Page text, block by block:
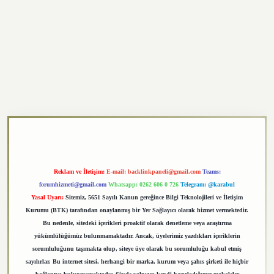
Reklam ve İletişim: E-mail: backlinkpaneli@gmail.com Teams:
forumhizmeti@gmail.com Whatsapp: 0262 606 0 726 Telegram: @karabul
Yasal Uyarı: Sitemiz, 5651 Sayılı Kanun gereğince Bilgi Teknolojileri ve İletişim
Kurumu (BTK) tarafından onaylanmış bir Yer Sağlayıcı olarak hizmet vermektedir.
Bu nedenle, sitedeki içerikleri proaktif olarak denetleme veya araştırma
yükümlülüğümüz bulunmamaktadır. Ancak, üyelerimiz yazdıkları içeriklerin
sorumluluğunu taşımakta olup, siteye üye olarak bu sorumluluğu kabul etmiş
sayılırlar. Bu internet sitesi, herhangi bir marka, kurum veya şahıs şirketi ile hiçbir